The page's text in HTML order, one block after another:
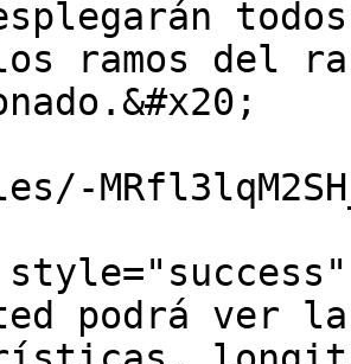
ramos del
podrá ver